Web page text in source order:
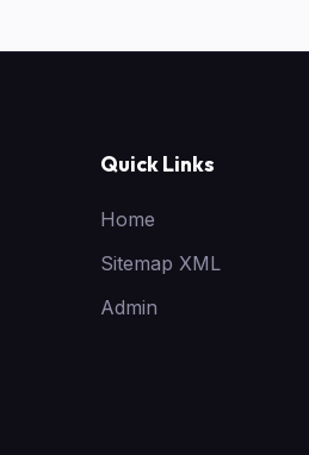
Quick Links
Home
Sitemap XML
Admin